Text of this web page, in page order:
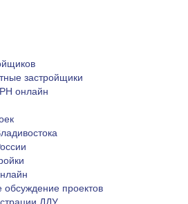
застройщики
онлайн
проектов
ДДУ